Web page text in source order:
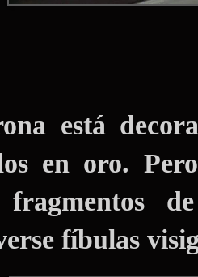
está
en oro.
fragmentos
fíbulas